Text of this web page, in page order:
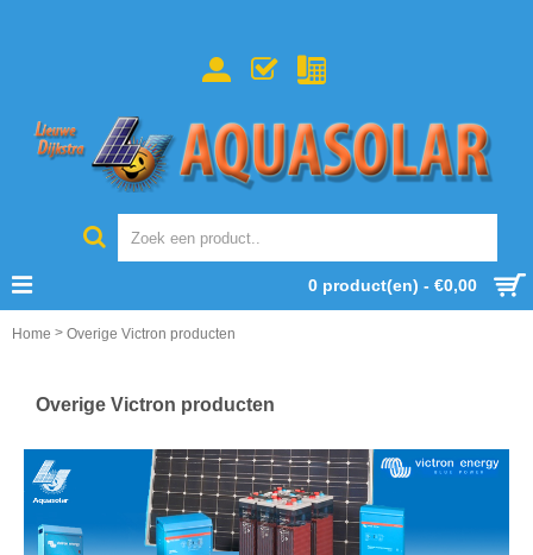
0 product(en) - €0,00
Home > Overige Victron producten
Overige Victron producten